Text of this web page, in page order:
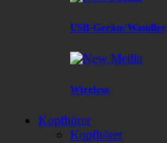
USB-Geräte/Wandler
Wireless
Kopfhörer
Kopfhörer